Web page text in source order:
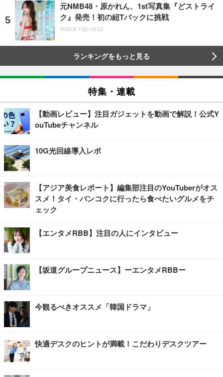
元NMB48・原かれん、1st写真集『どストライ
ク』発売！初の紐Tバックに挑戦
2026.8.7(金) 10:22
ランキングをもっと見る
特集・連載
【動画レビュー】注目ガジェットを動画で解説！公式Y
ouTubeチャンネル
10G光回線導入レポ
【アジア美食レポート】編集部注目のYouTuberがオス
スメ！タイ・バンコクに行ったら食べたいグルメをチ
ェック
【エンタメRBB】注目の人にインタビュー
【坂道グループニュース】ーエンタメRBBー
今観るべきオススメ「韓国ドラマ」
快適デスクのヒントが満載！こだわりデスクツアー